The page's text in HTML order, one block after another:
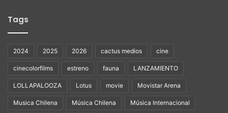
Tags
2024 2025 2026 cactus medios cine
cinecolorfilms estreno fauna LANZAMIENTO
LOLLAPALOOZA Lotus movie Movistar Arena
Musica Chilena Música Chilena Música Internacional